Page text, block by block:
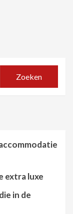
Zoeken
extra luxe
in de